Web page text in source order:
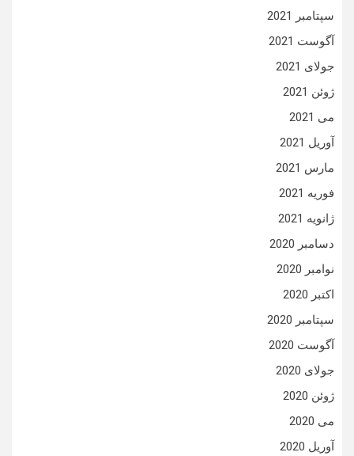
سپتامبر 2021
آگوست 2021
جولای 2021
ژوئن 2021
می 2021
آوریل 2021
مارس 2021
فوریه 2021
ژانویه 2021
دسامبر 2020
نوامبر 2020
اکتبر 2020
سپتامبر 2020
آگوست 2020
جولای 2020
ژوئن 2020
می 2020
آوریل 2020